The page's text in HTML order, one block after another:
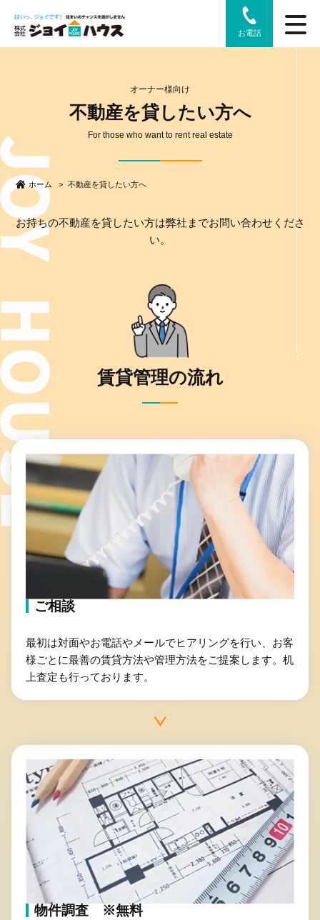
お電話
オーナー様向け
不動産を貸したい方へ
For those who want to rent real estate
ホーム > 不動産を貸したい方へ
お持ちの不動産を貸したい方は弊社までお問い合わせくださ
い。
賃貸管理の流れ
ご相談
最初は対面やお電話やメールでヒアリングを行い、お客
様ごとに最善の賃貸方法や管理方法をご提案します。机
上査定も行っております。
物件調査 ※無料